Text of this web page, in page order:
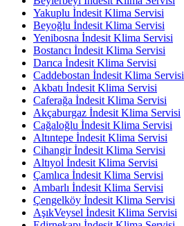
Yakuplu İndesit Klima Servisi
Beyoğlu İndesit Klima Servisi
Yenibosna İndesit Klima Servisi
Bostancı İndesit Klima Servisi
Darıca İndesit Klima Servisi
Caddebostan İndesit Klima Servisi
Akbatı İndesit Klima Servisi
Caferağa İndesit Klima Servisi
Akçaburgaz İndesit Klima Servisi
Cağaloğlu İndesit Klima Servisi
Altıntepe İndesit Klima Servisi
Cihangir İndesit Klima Servisi
Altıyol İndesit Klima Servisi
Çamlıca İndesit Klima Servisi
Ambarlı İndesit Klima Servisi
Çengelköy İndesit Klima Servisi
AşıkVeysel İndesit Klima Servisi